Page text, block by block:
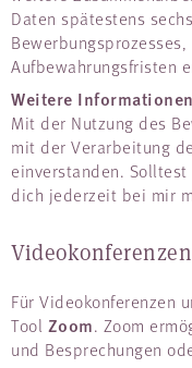
Daten spätestens
Aufbewahrungsfristen
Weitere Informationen
Mit der Nutzung des
mit der Verarbeitung
einverstanden.
dich jederzeit bei mir
Für Videokonferenzen
Tool Zoom. Zoom
und Besprechungen